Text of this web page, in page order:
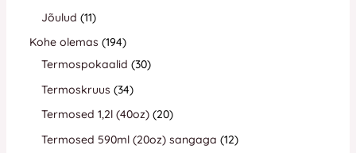
Jõulud 11
Kohe olemas 194
Termospokaalid 30
Termoskruus 34
Termosed 1,2l (40oz) 20
Termosed 590ml (20oz) sangaga 12